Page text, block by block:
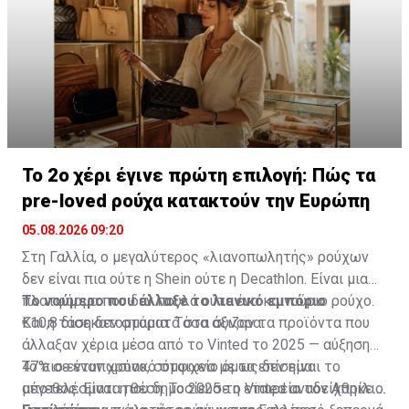
δημιουργική ιδέα είναι να σκεφτεί κανείς το σπίτι σαν
“ζώνες λειτουργίας” αντί για δωμάτια: μια γωνία
μπορεί να είναι εργασία το πρωί και χαλάρωση το
βράδυ, χωρίς να αλλάζει δραματικά.
στο σπίτι, επισκέψου τα καταστήματα IKEA ή δες
onlineτις συλλογές που μπορούν να μεταμορφώσουν
τον χώρο σου.
Το 2o χέρι έγινε πρώτη επιλογή: Πώς τα
pre-loved ρούχα κατακτούν την Ευρώπη
05.08.2026 09:20
Στη Γαλλία, ο μεγαλύτερος «λιανοπωλητής» ρούχων
δεν είναι πια ούτε η Shein ούτε η Decathlon. Είναι μια
πλατφόρμα που δεν πουλά ούτε ένα καινούριο ρούχο.
Και η τάση δεν σταματά στα σύνορα.
Το νούμερο που άλλαξε το λιανικό εμπόριο
€10,8 δισεκατομμύρια. Τόσα άξιζαν τα προϊόντα που
άλλαξαν χέρια μέσα από το Vinted το 2025 — αύξηση
47% σε έναν χρόνο, σύμφωνα με ταεπίσημα
αποτελέσματαπου δημοσίευσε η εταιρεία τον Απρίλιο.
Το πιο εντυπωσιακό στοιχείο όμως δεν είναι το
μέγεθος. Είναι η θέση. Το 2025 το Vinted αναδείχθηκεο